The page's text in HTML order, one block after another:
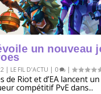
un nouveau
| LE FIL D'ACTU | 0 |
de Riot et d’EA lancent un
compétitif PvE dans...